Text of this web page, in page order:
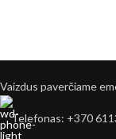
Vaizdus paverčiame
Telefonas: +370